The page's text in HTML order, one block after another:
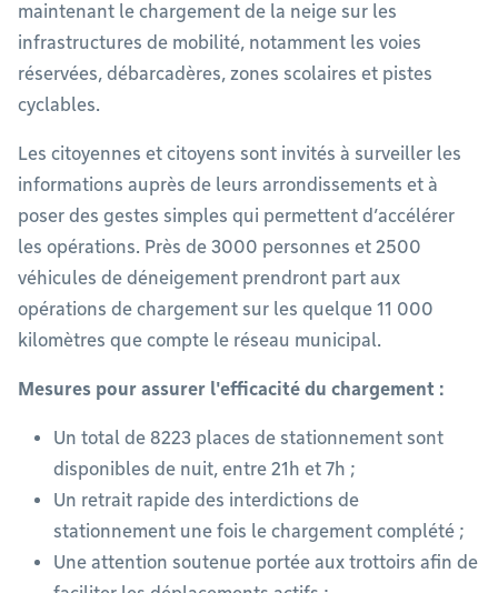
maintenant le chargement de la neige sur les
infrastructures de mobilité, notamment les voies
réservées, débarcadères, zones scolaires et pistes
cyclables.
Les citoyennes et citoyens sont invités à surveiller les
informations auprès de leurs arrondissements et à
poser des gestes simples qui permettent d’accélérer
les opérations. Près de 3000 personnes et 2500
véhicules de déneigement prendront part aux
opérations de chargement sur les quelque 11 000
kilomètres que compte le réseau municipal.
Mesures pour assurer l'efficacité du chargement :
Un total de 8223 places de stationnement sont
disponibles de nuit, entre 21h et 7h ;
Un retrait rapide des interdictions de
stationnement une fois le chargement complété ;
Une attention soutenue portée aux trottoirs afin de